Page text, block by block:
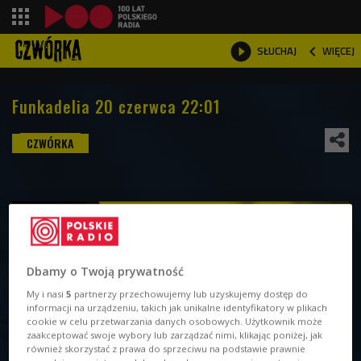
 SŁUCHAJ  WIĘCEJ

Funkadelia 20 czerwca 22:01
Dbamy o Twoją prywatność
My i nasi5 partnerzy przechowujemy lub uzyskujemy dostęp do
informacji na urządzeniu, takich jak unikalne identyfikatory w plikach
cookie w celu przetwarzania danych osobowych. Użytkownik może
zaakceptować swoje wybory lub zarządzać nimi, klikając poniżej, jak
również skorzystać z prawa do sprzeciwu na podstawie prawnie